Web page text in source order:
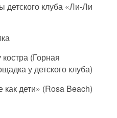
детского клуба «Ли-Ли
(Горная
у детского клуба)
дети» (Rosa Beach)